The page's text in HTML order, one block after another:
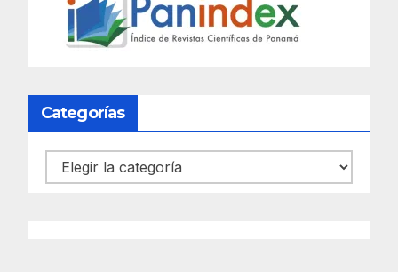
Categorías
Categorías